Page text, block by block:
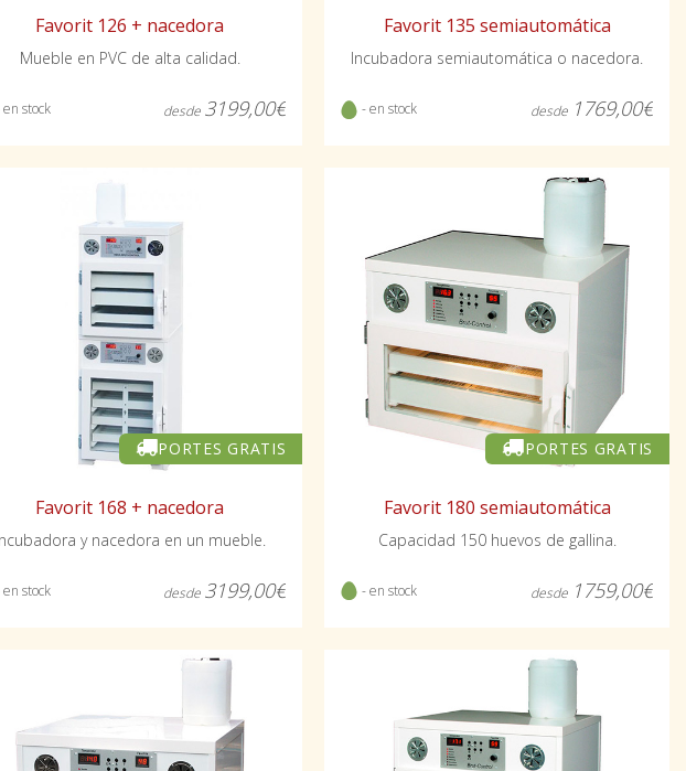
Favorit 126 + nacedora
Mueble en PVC de alta calidad.
en stock desde 3199,00€
Favorit 135 semiautomática
Incubadora semiautomática o nacedora.
- en stock desde 1769,00€
PORTES GRATIS
Favorit 168 + nacedora
y nacedora en un mueble.
en stock desde 3199,00€
PORTES GRATIS
Favorit 180 semiautomática
Capacidad 150 huevos de gallina.
- en stock desde 1759,00€